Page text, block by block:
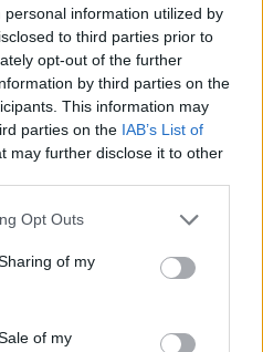
information utilized by
to third parties prior to
opt-out of the further
by third parties on the
This information may
parties on the IAB’s List of
may further disclose it to other
uses one or more Google
behaviour. You may click to
and its third-party tags to
purposes in below Google
Opt Outs
of my
of my
με τη φλούδα τους σε μια
Ανάβουμε τη φωτιά και
Όταν οι
τις βγάζουμε από τη
να γίνει ένας
μπολ το αυγό, το αλεύρι,
πρέζα αλάτι και τις
κεφτεδάκια
μέση, όπου βάζουμε
Κλείνουμε το μίγμα